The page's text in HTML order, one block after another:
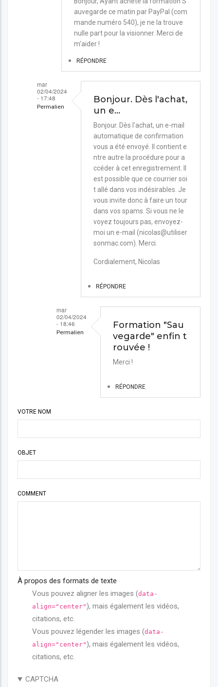
auvegarde ce matin par PayPal (com
mande numéro 540), je ne la trouve
nulle part pour la visionner. Merci de
m'aider !
RÉPONDRE
mar
02/04/2024
- 17:48
Permalien
Frederic
Bonjour. Dès l'achat,
un e…
Bonjour. Dès l'achat, un e-mail
automatique de confirmation
vous a été envoyé. Il contient e
ntre autre la procédure pour a
ccéder à cet enregistrement. Il
est possible que ce courrier soi
t allé dans vos indésirables. Je
vous invite donc à faire un tour
dans vos spams. Si vous ne le
voyez toujours pas, envoyez-
moi un e-mail (nicolas@utiliser
sonmac.com). Merci.
Cordialement, Nicolas
RÉPONDRE
mar
02/04/2024
- 18:46
Permalien
l'achat,
par
Formation "Sau
vegarde" enfin t
rouvée !
Merci !
RÉPONDRE
VOTRE NOM
OBJET
COMMENT
À propos des formats de texte
Vous pouvez aligner les images (data-
align="center"), mais également les vidéos,
citations, etc.
Vous pouvez légender les images (data-
align="center"), mais également les vidéos,
citations, etc.
CAPTCHA